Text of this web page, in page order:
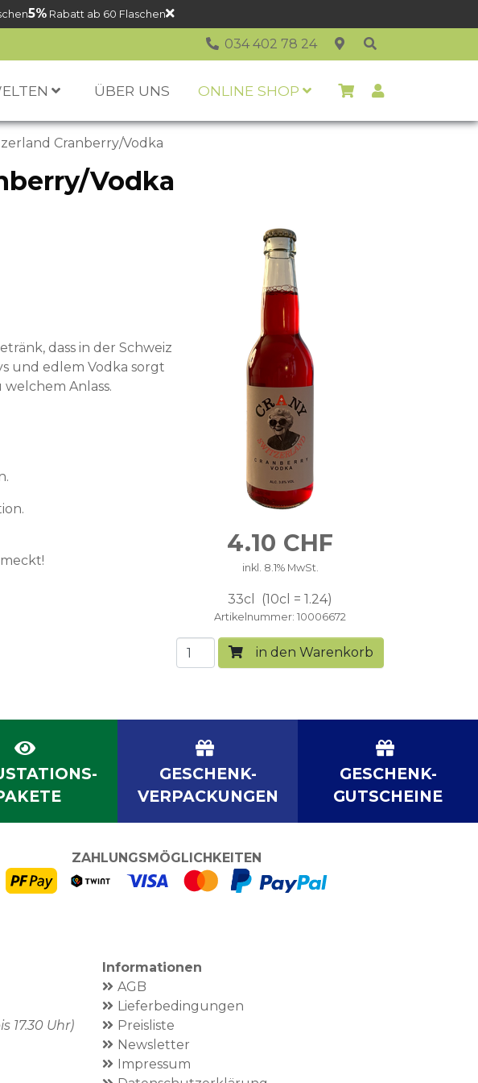
5%Rabatt ab 60 Flaschen
034 402 78 24
ÜBER UNS ONLINE SHOP
Cranberry/Vodka
Vodka
4.10 CHF
inkl. 8.1% MwSt.
33cl 10cl = 1.24
Artikelnummer 10006672
in den Warenkorb
dass in der Schweiz
und edlem Vodka sorgt
Anlass.
GESCHENK-
VERPACKUNGEN
GESCHENK-
GUTSCHEINE
ZAHLUNGSMÖGLICHKEITEN
17.30 Uhr)
Informationen
AGB
Lieferbedingungen
Preisliste
Newsletter
Impressum